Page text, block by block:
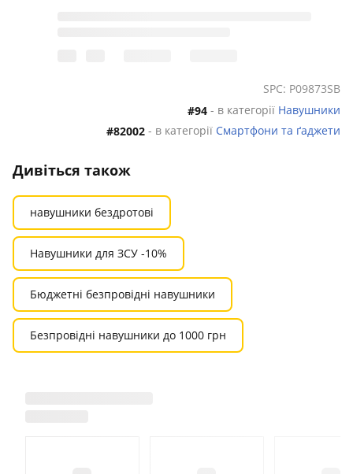
SPC: P09873SB
#94 - в категорії Навушники
#82002 - в категорії Смартфони та ґаджети
Дивіться також
навушники бездротові
Навушники для ЗСУ -10%
Бюджетні безпровідні навушники
Безпровідні навушники до 1000 грн